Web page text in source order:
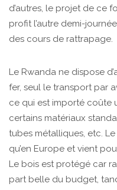
d’autres, le projet de ce
profit l’autre demi-
des cours de rattrapage.
Le Rwanda ne dispose
fer, seul le transport par
ce qui est importé coûte
certains matériaux
tubes métalliques, etc.
qu’en Europe et vient
Le bois est protégé car
part belle du budget,